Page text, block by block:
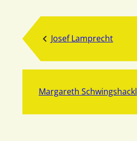
Josef Lamprecht
Margareth Schwingshackl